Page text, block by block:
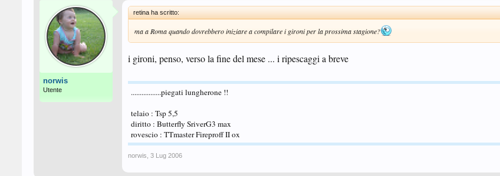
norwis
Utente
retina ha scritto:
ma a Roma quando dovrebbero iniziare a compilare i gironi per la prossima stagione?
i gironi, penso, verso la fine del mese ... i ripescaggi a breve
.................piegati lungherone !!
telaio : Tsp 5,5
diritto : Butterfly SriverG3 max
rovescio : TTmaster Fireproff II ox
norwis 3 Lug 2006